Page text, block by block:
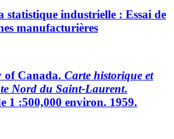
statistique industrielle : Essai de
manufacturières
of Canada. Carte historique et
Nord du Saint-Laurent.
1 :500,000 environ. 1959.